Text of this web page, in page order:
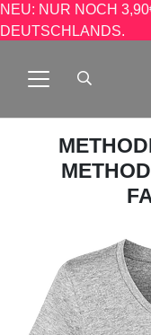
NEU: NUR NOCH
DEUTSCHLANDS.